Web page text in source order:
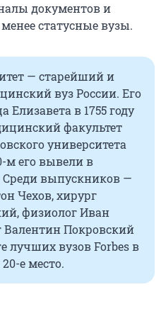
документов и
статусные вузы.
— старейший и
вуз России. Его
в 1755 году
факультет
университета
м его вывели в
Среди выпускников —
Чехов, хирург
физиолог Иван
Валентин Покровский
лучших вузов Forbes в
е место.